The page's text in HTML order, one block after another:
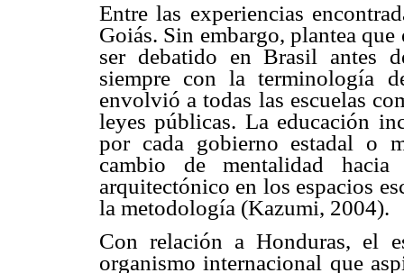
Entre las experiencias
Goiás. Sin embargo, plantea
ser debatido en Brasil antes
siempre con la terminología
envolvió a todas las escuelas
leyes públicas. La educación
por cada gobierno estadal o
cambio de mentalidad
arquitectónico en los espacios
la metodología (Kazumi, 2004).
Con relación a Honduras, el
organismo internacional que